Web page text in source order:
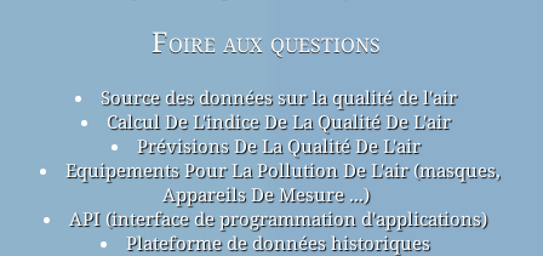
Foire aux questions
Source des données sur la qualité de l'air
Calcul De L'indice De La Qualité De L'air
Prévisions De La Qualité De L'air
Equipements Pour La Pollution De L'air (masques,
Appareils De Mesure ...)
API (interface de programmation d'applications)
Plateforme de données historiques